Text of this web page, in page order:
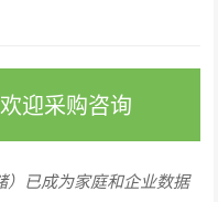
迎采购咨询
）已成为家庭和企业数据